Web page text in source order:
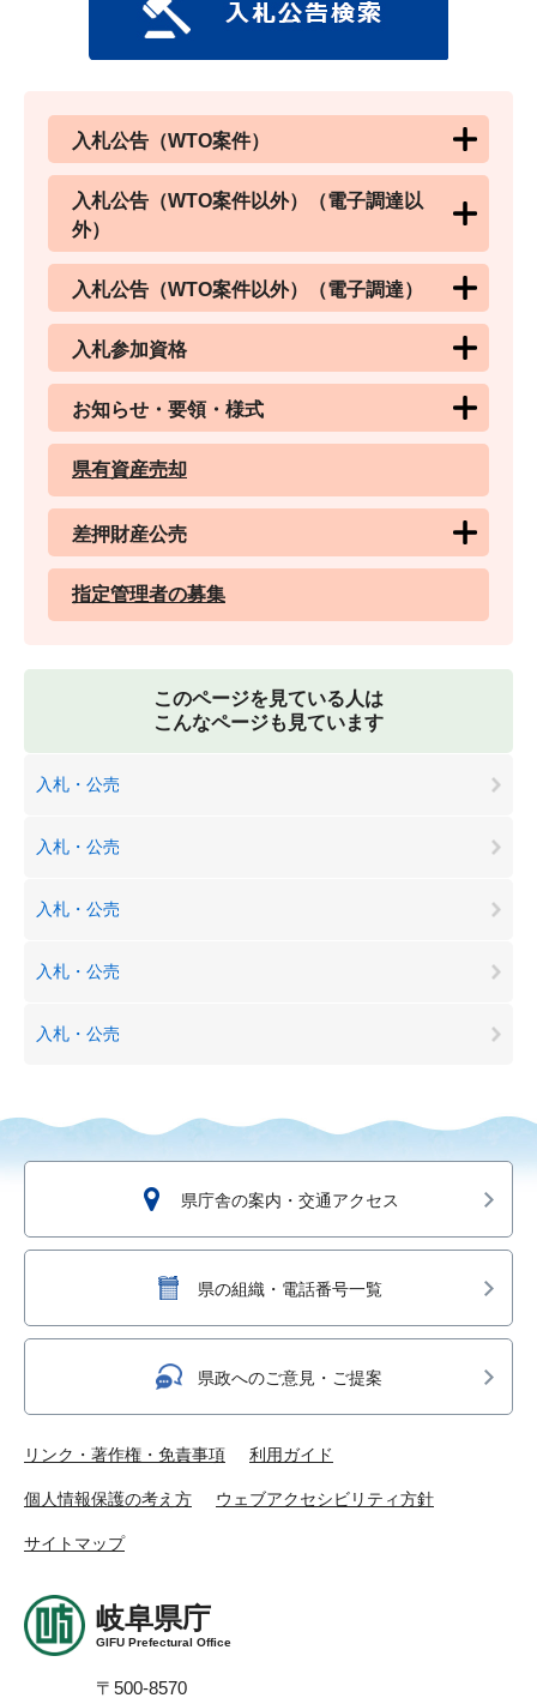
入札公告（WTO案件）
入札公告（WTO案件以外）（電子調達以
外）
入札公告（WTO案件以外）（電子調達）
入札参加資格
お知らせ・要領・様式
県有資産売却
差押財産公売
指定管理者の募集
このページを見ている人は
こんなページも見ています
入札・公売
入札・公売
入札・公売
入札・公売
入札・公売
県庁舎の案内・交通アクセス
県の組織・電話番号一覧
県政へのご意見・ご提案
リンク・著作権・免責事項 利用ガイド
個人情報保護の考え方 ウェブアクセシビリティ方針
サイトマップ
岐阜県庁
GIFU Prefectural Office
〒500-8570